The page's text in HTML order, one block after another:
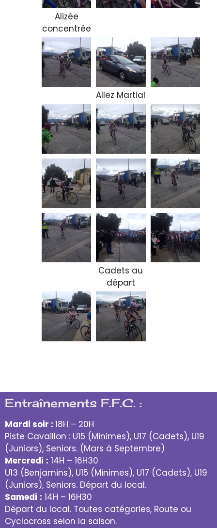
Alizée
concentrée
Allez Martial
Cadets au
départ
Entraînements F.F.C. :
Mardi soir : 18H – 20H
Piste Cavaillon : U15 (Minimes), U17 (Cadets), U19
(Juniors), Seniors. (Mars à Septembre)
Mercredi : 14H – 16H30
U13 (Benjamins), U15 (Minimes), U17 (Cadets), U19
(Juniors), Seniors. Départ du local.
Samedi : 14H – 16H30
Départ du local. Toutes catégories, Route ou
Cyclocross selon la saison.